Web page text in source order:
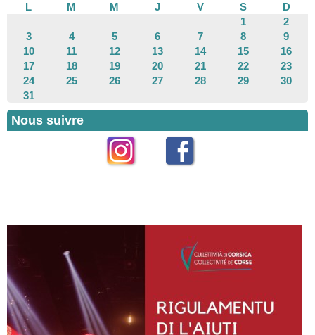
L
M M J V S
D
1
2
3
4 5 6 7 8
9
10
11 12 13 14 15
16
17
18 19 20 21 22
23
24
25 26 27 28 29
30
31
Nous suivre